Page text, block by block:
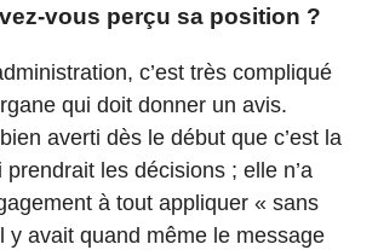
vous perçu sa position ?
c’est très compliqué
qui doit donner un avis.
averti dès le début que c’est la
les décisions ; elle n’a
à tout appliquer « sans
y avait quand même le message